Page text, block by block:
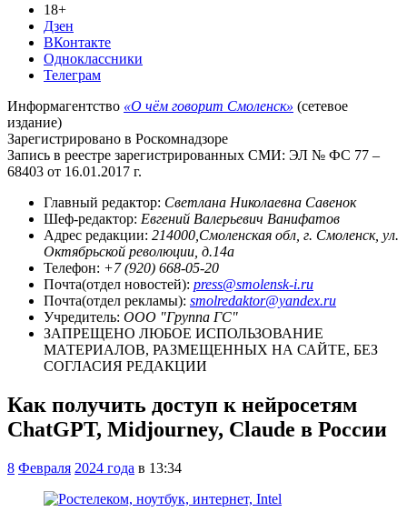
18+
Дзен
ВКонтакте
Одноклассники
Телеграм
Информагентство «О чём говорит Смоленск» (сетевое
издание)
Зарегистрировано в Роскомнадзоре
Запись в реестре зарегистрированных СМИ: ЭЛ № ФС 77 –
68403 от 16.01.2017 г.
Главный редактор: Светлана Николаевна Савенок
Шеф-редактор: Евгений Валерьевич Ванифатов
Адрес редакции: 214000,Смоленская обл, г. Смоленск, ул.
Октябрьской революции, д.14а
Телефон: +7 (920) 668-05-20
Почта(отдел новостей): press@smolensk-i.ru
Почта(отдел рекламы): smolredaktor@yandex.ru
Учредитель: ООО "Группа ГС"
ЗАПРЕЩЕНО ЛЮБОЕ ИСПОЛЬЗОВАНИЕ
МАТЕРИАЛОВ, РАЗМЕЩЕННЫХ НА САЙТЕ, БЕЗ
СОГЛАСИЯ РЕДАКЦИИ
Как получить доступ к нейросетям
ChatGPT, Midjourney, Claude в России
8 Февраля 2024 года в 13:34